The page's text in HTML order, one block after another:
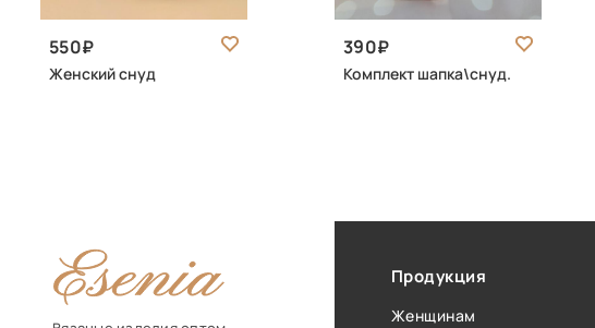
550
Женский снуд
390
Комплект шапка\снуд.
Продукция
Женщинам